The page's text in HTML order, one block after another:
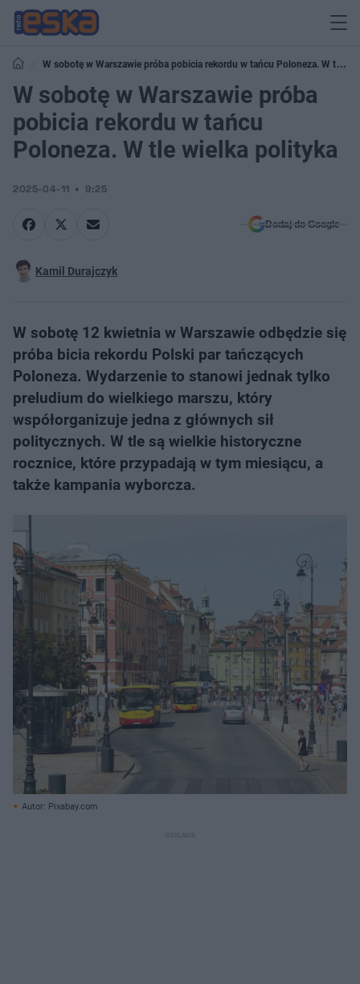
W sobotę w Warszawie próba pobicia rekordu w tańcu Poloneza. W tle
wielka polityka
W sobotę w Warszawie próba
pobicia rekordu w tańcu
Poloneza. W tle wielka polityka
2025-04-11 9:25
Dodaj do Google
Kamil Durajczyk
W sobotę 12 kwietnia w Warszawie odbędzie się
próba bicia rekordu Polski par tańczących
Poloneza. Wydarzenie to stanowi jednak tylko
preludium do wielkiego marszu, który
współorganizuje jedna z głównych sił
politycznych. W tle są wielkie historyczne
rocznice, które przypadają w tym miesiącu, a
także kampania wyborcza.
Autor: Pixabay.com